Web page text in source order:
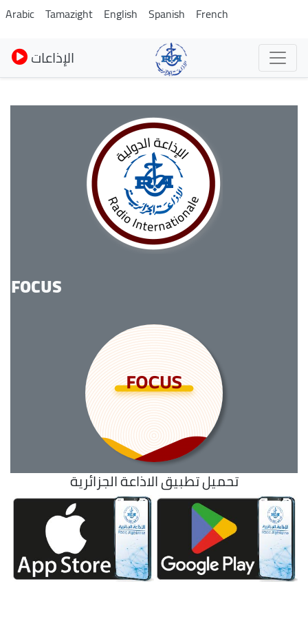
Skip
to
main
content
Arabic Tamazight English Spanish French
الإذاعات
FOCUS
تحميل تطبيق الاذاعة الجزائرية